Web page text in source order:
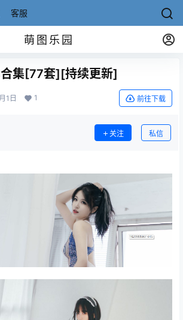
客服
萌图乐园
集[77套][持续更新]
1日 1 前往下载
关注 私信